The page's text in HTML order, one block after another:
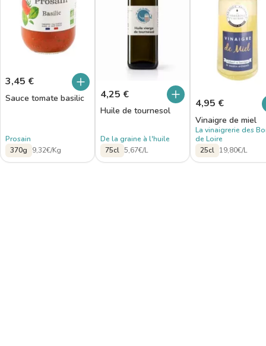
3,45 €
Sauce tomate basilic
Prosain
370g
9,32€/Kg
4,25 €
Huile de tournesol
De la graine à l'huile
75cl 5,67€/L
4,95 €
Vinaigre de miel
La vinaigrerie des
de Loire
25cl 19,80€/L